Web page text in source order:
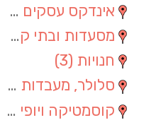
אינדקס עסקים ארצי
מסעדות ובתי קפה
חנויות (3)
סלולר, מעבדות סלולר
קוסמטיקה ויופי (3)